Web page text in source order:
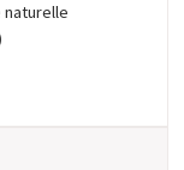
naturelle